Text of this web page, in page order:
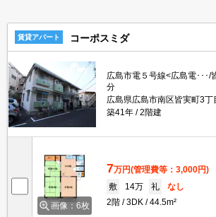
賃貸アパート コーポスミダ
広島市電５号線<広島電･･･/
分
広島県広島市南区皆実町3丁
築41年
2階建
画像：6枚
7万円(管理費等：3,000円)
敷
14万 礼
なし
2階
3DK 44.5m²